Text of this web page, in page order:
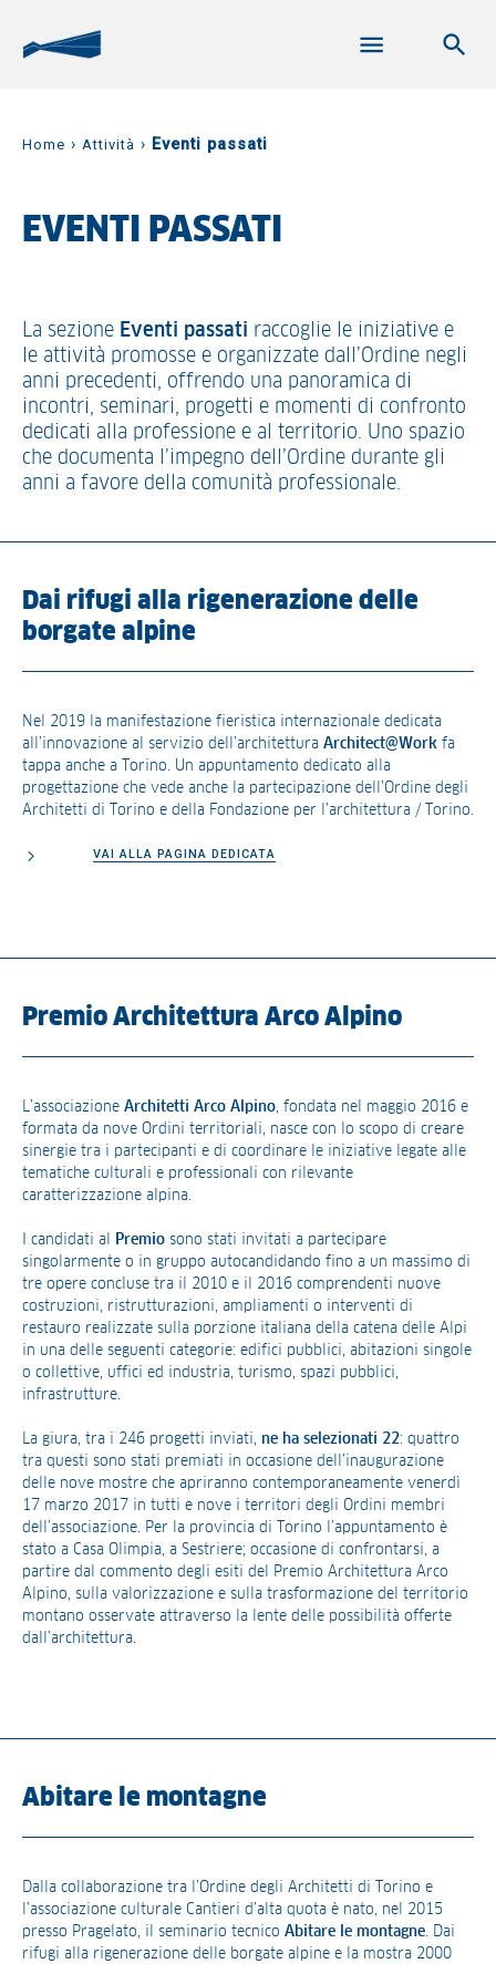
Home › Attività › Eventi passati
EVENTI PASSATI
La sezione Eventi passati raccoglie le iniziative e
le attività promosse e organizzate dall’Ordine negli
anni precedenti, offrendo una panoramica di
incontri, seminari, progetti e momenti di confronto
dedicati alla professione e al territorio. Uno spazio
che documenta l’impegno dell’Ordine durante gli
anni a favore della comunità professionale.
Dai rifugi alla rigenerazione delle
borgate alpine
Nel 2019 la manifestazione fieristica internazionale dedicata
all’innovazione al servizio dell’architettura Architect@Work fa
tappa anche a Torino. Un appuntamento dedicato alla
progettazione che vede anche la partecipazione dell’Ordine degli
Architetti di Torino e della Fondazione per l’architettura / Torino.
VAI ALLA PAGINA DEDICATA
Premio Architettura Arco Alpino
L’associazione Architetti Arco Alpino, fondata nel maggio 2016 e
formata da nove Ordini territoriali, nasce con lo scopo di creare
sinergie tra i partecipanti e di coordinare le iniziative legate alle
tematiche culturali e professionali con rilevante
caratterizzazione alpina.
I candidati al Premio sono stati invitati a partecipare
singolarmente o in gruppo autocandidando fino a un massimo di
tre opere concluse tra il 2010 e il 2016 comprendenti nuove
costruzioni, ristrutturazioni, ampliamenti o interventi di
restauro realizzate sulla porzione italiana della catena delle Alpi
in una delle seguenti categorie: edifici pubblici, abitazioni singole
o collettive, uffici ed industria, turismo, spazi pubblici,
infrastrutture.
La giura, tra i 246 progetti inviati, ne ha selezionati 22: quattro
tra questi sono stati premiati in occasione dell’inaugurazione
delle nove mostre che apriranno contemporaneamente venerdì
17 marzo 2017 in tutti e nove i territori degli Ordini membri
dell’associazione. Per la provincia di Torino l’appuntamento è
stato a Casa Olimpia, a Sestriere; occasione di confrontarsi, a
partire dal commento degli esiti del Premio Architettura Arco
Alpino, sulla valorizzazione e sulla trasformazione del territorio
montano osservate attraverso la lente delle possibilità offerte
dall’architettura.
Abitare le montagne
Dalla collaborazione tra l’Ordine degli Architetti di Torino e
l’associazione culturale Cantieri d’alta quota è nato, nel 2015
presso Pragelato, il seminario tecnico Abitare le montagne. Dai
rifugi alla rigenerazione delle borgate alpine e la mostra 2000